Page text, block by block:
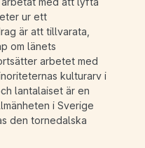
ur ett
är att tillvarata,
om länets
arbetet med
kulturarv i
lantalaiset är en
i Sverige
den tornedalska